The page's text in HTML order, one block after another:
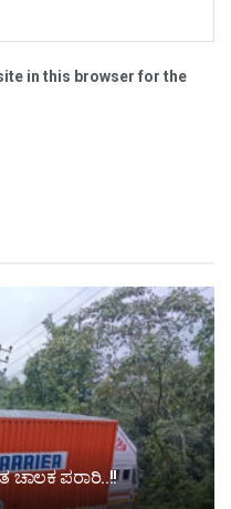
in this browser for the
ಚಾಲಕ ಪರಾರಿ..!!